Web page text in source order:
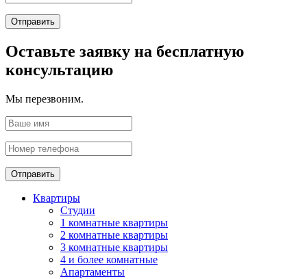
Отправить
Оставьте заявку на бесплатную
консультацию
Мы перезвоним.
Отправить
Квартиры
Студии
1 комнатные квартиры
2 комнатные квартиры
3 комнатные квартиры
4 и более комнатные
Апартаменты